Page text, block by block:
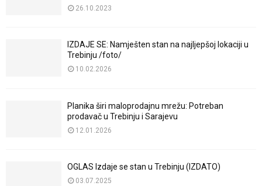
26.10.2023
IZDAJE SE: Namješten stan na najljepšoj lokaciji u
Trebinju /foto/
10.02.2026
Planika širi maloprodajnu mrežu: Potreban
prodavač u Trebinju i Sarajevu
12.01.2026
OGLAS Izdaje se stan u Trebinju (IZDATO)
03.07.2025